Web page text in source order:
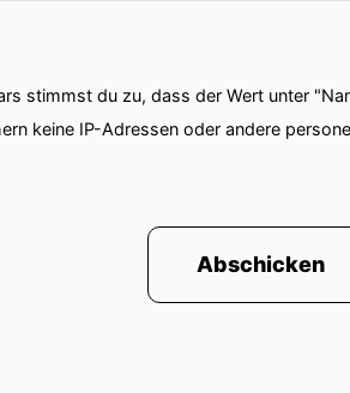
stimmst du zu, dass der Wert unter
keine IP-Adressen oder andere
Abschicken